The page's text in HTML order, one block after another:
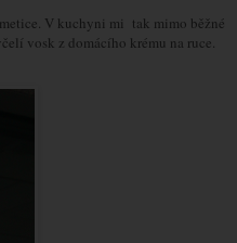
V kuchyni mi tak mimo běžné
vosk z domácího krému na ruce.